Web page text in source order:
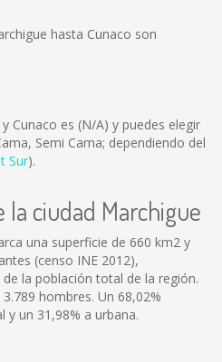
hasta Cunaco son
Cunaco es (N/A) y puedes elegir
Semi Cama; dependiendo del
Sur).
ciudad Marchigue
una superficie de 660 km2 y
(censo INE 2012),
la población total de la región.
hombres. Un 68,02%
y un 31,98% a urbana.